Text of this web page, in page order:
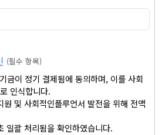
(필수 항목)
금이 정기 결제됨에 동의하며, 이를 사회
인식합니다.
및 사회적인플루언서 발전을 위해 전액
일괄 처리됨을 확인하였습니다.